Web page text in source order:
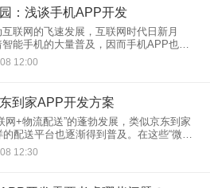
：浅谈手机APP开发
联网的飞速发展，互联网时代日新月
能手机的大量普及，因而手机APP也大
们的生活，打开手机就是各种各样的
越来越多的人对这一方面就有一定的需
12:00
到家APP开发方案
网+物流配送”的蓬勃发展，类似京东到家
配送平台也逐渐得到普及。在这些“微物
台的作用下，拉进来消费者和商品之间的
者只要通过手机APP就可以在半小时内
12:30